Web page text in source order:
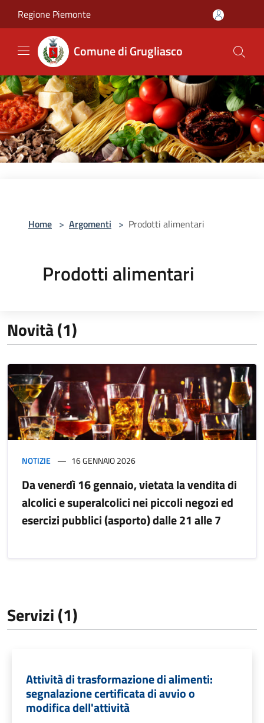
Regione Piemonte
Comune di Grugliasco
Home > Argomenti > Prodotti alimentari
Prodotti alimentari
Novità (1)
NOTIZIE 16 GENNAIO 2026
Da venerdì 16 gennaio, vietata la vendita di
alcolici e superalcolici nei piccoli negozi ed
esercizi pubblici (asporto) dalle 21 alle 7
Servizi (1)
Attività di trasformazione di alimenti:
segnalazione certificata di avvio o
modifica dell'attività